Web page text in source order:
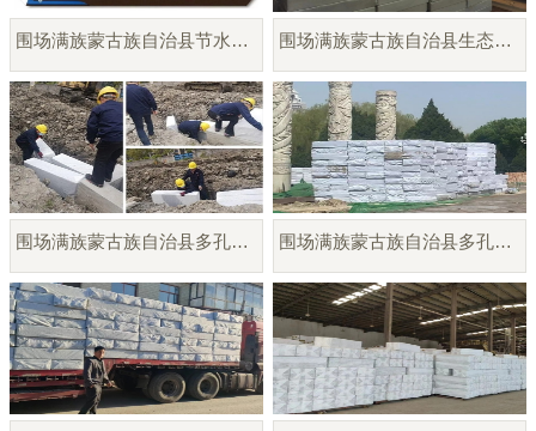
围场满族蒙古族自治县节水回水利用系统 围场满族蒙古族自治县生态多孔纤维棉
围场满族蒙古族自治县多孔纤维棉生产供应 围场满族蒙古族自治县多孔纤维棉雨水调蓄模块